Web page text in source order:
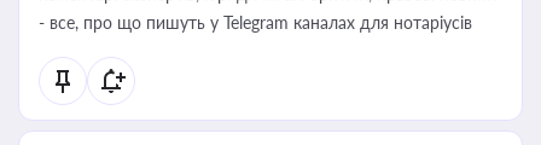
- все, про що пишуть у Telegram каналах для нотаріусів